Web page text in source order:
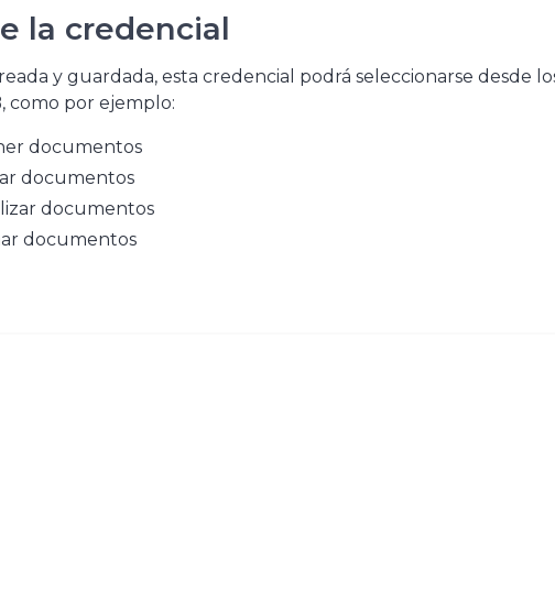
la credencial
y guardada, esta credencial podrá seleccionarse desde
como por ejemplo:
documentos
documentos
documentos
documentos